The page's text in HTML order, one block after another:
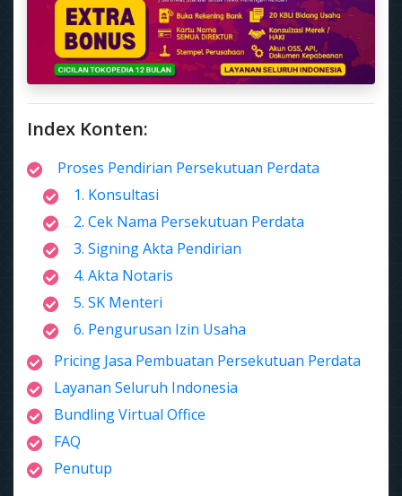
Index Konten:
Proses Pendirian Persekutuan Perdata
1. Konsultasi
2. Cek Nama Persekutuan Perdata
3. Signing Akta Pendirian
4. Akta Notaris
5. SK Menteri
6. Pengurusan Izin Usaha
Pricing Jasa Pembuatan Persekutuan Perdata
Layanan Seluruh Indonesia
Bundling Virtual Office
FAQ
Penutup